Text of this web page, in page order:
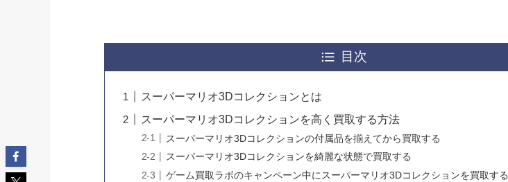
目次
スーパーマリオ3Dコレクションとは
スーパーマリオ3Dコレクションを高く買取する方法
スーパーマリオ3Dコレクションの付属品を揃えてから買取する
スーパーマリオ3Dコレクションを綺麗な状態で買取する
ゲーム買取ラボのキャンペーン中にスーパーマリオ3Dコレクションを買取する